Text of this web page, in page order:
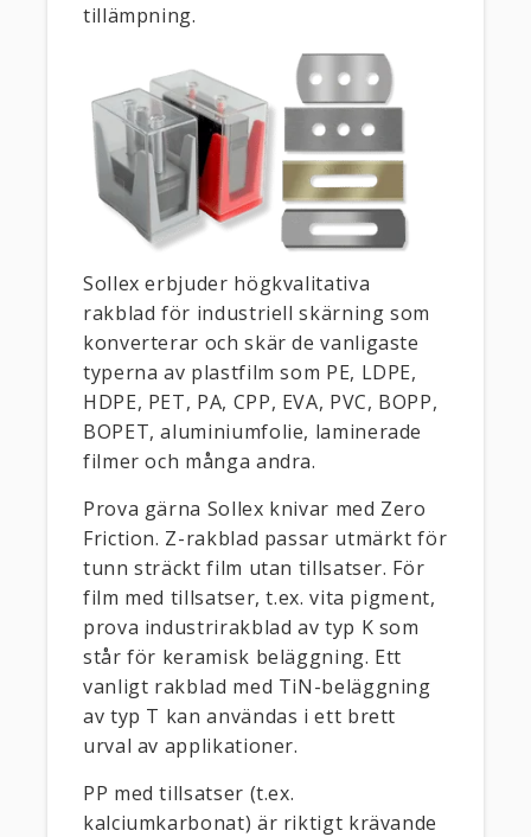
tillämpning.
Sollex erbjuder högkvalitativa
rakblad för industriell skärning som
konverterar och skär de vanligaste
typerna av plastfilm som PE, LDPE,
HDPE, PET, PA, CPP, EVA, PVC, BOPP,
BOPET, aluminiumfolie, laminerade
filmer och många andra.
Prova gärna Sollex knivar med Zero
Friction. Z-rakblad passar utmärkt för
tunn sträckt film utan tillsatser. För
film med tillsatser, t.ex. vita pigment,
prova industrirakblad av typ K som
står för keramisk beläggning. Ett
vanligt rakblad med TiN-beläggning
av typ T kan användas i ett brett
urval av applikationer.
PP med tillsatser (t.ex.
kalciumkarbonat) är riktigt krävande